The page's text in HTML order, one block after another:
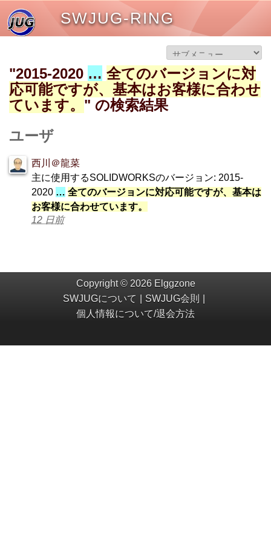
SWJUG-RING
"2015-2020 … 全てのバージョンに対
応可能ですが、基本はお客様に合わせ
ています。 " の検索結果
ユーザ
西川＠龍菜
主に使用するSOLIDWORKSのバージョン: 2015-
2020 … 全てのバージョンに対応可能ですが、基本は
お客様に合わせています。
12 日前
Copyright © 2026 Elggzone
SWJUGについて
SWJUG会則
個人情報について/退会方法